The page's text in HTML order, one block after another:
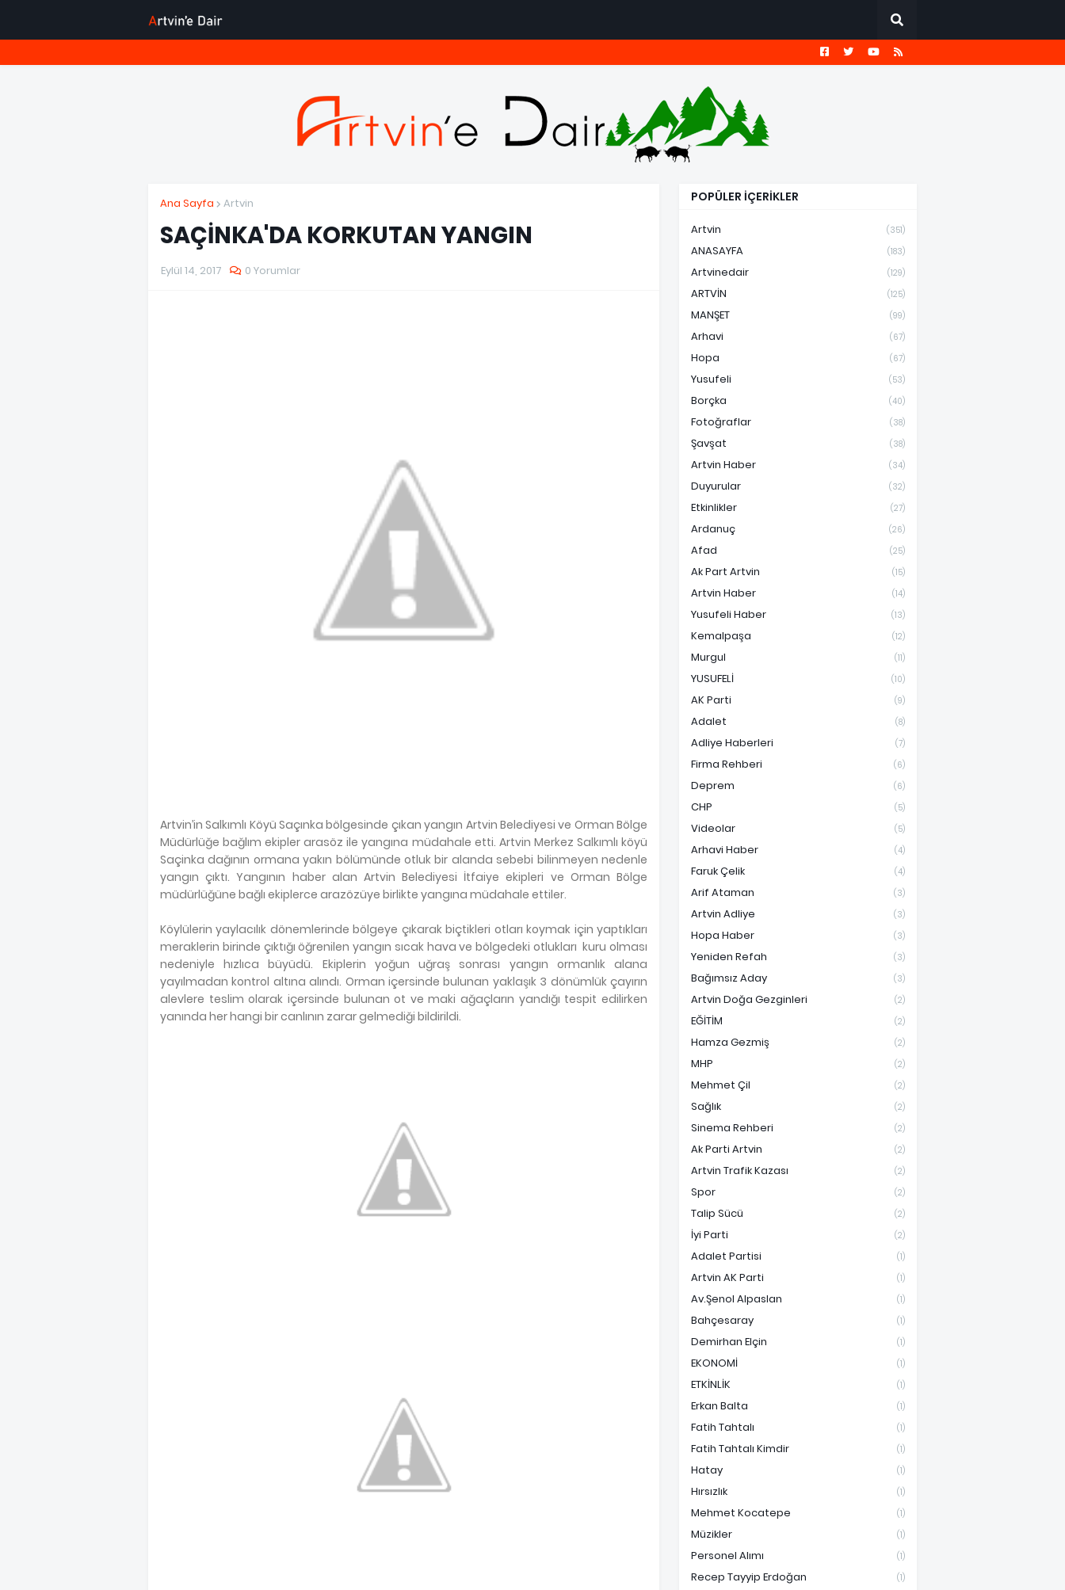
Ana Sayfa Artvin
SAÇİNKA'DA KORKUTAN YANGIN
Eylül 14, 2017 0 Yorumlar
Artvin’in Salkımlı Köyü Saçınka bölgesinde çıkan yangın Artvin Belediyesi ve Orman Bölge
Müdürlüğe bağlım ekipler arasöz ile yangına müdahale etti. Artvin Merkez Salkımlı köyü
Saçinka dağının ormana yakın bölümünde otluk bir alanda sebebi bilinmeyen nedenle
yangın çıktı. Yangının haber alan Artvin Belediyesi İtfaiye ekipleri ve Orman Bölge
müdürlüğüne bağlı ekiplerce arazözüye birlikte yangına müdahale ettiler.
Köylülerin yaylacılık dönemlerinde bölgeye çıkarak biçtikleri otları koymak için yaptıkları
meraklerin birinde çıktığı öğrenilen yangın sıcak hava ve bölgedeki otlukları kuru olması
nedeniyle hızlıca büyüdü. Ekiplerin yoğun uğraş sonrası yangın ormanlık alana
yayılmadan kontrol altına alındı. Orman içersinde bulunan yaklaşık 3 dönümlük çayırın
alevlere teslim olarak içersinde bulunan ot ve maki ağaçların yandığı tespit edilirken
yanında her hangi bir canlının zarar gelmediği bildirildi.
POPÜLER İÇERİKLER
Artvin (351)
ANASAYFA (183)
Artvinedair (129)
ARTVİN (125)
MANŞET (99)
Arhavi (67)
Hopa (67)
Yusufeli (53)
Borçka (40)
Fotoğraflar (38)
Şavşat (38)
Artvin Haber (34)
Duyurular (32)
Etkinlikler (27)
Ardanuç (26)
Afad (25)
Ak Part Artvin (15)
Artvin Haber (14)
Yusufeli Haber (13)
Kemalpaşa (12)
Murgul (11)
YUSUFELİ (10)
AK Parti (9)
Adalet (8)
Adliye Haberleri (7)
Firma Rehberi (6)
Deprem (6)
CHP (5)
Videolar (5)
Arhavi Haber (4)
Faruk Çelik (4)
Arif Ataman (3)
Artvin Adliye (3)
Hopa Haber (3)
Yeniden Refah (3)
Bağımsız Aday (3)
Artvin Doğa Gezginleri (2)
EĞİTİM (2)
Hamza Gezmiş (2)
MHP (2)
Mehmet Çil (2)
Sağlık (2)
Sinema Rehberi (2)
Ak Parti Artvin (2)
Artvin Trafik Kazası (2)
Spor (2)
Talip Sücü (2)
İyi Parti (2)
Adalet Partisi (1)
Artvin AK Parti (1)
Av.Şenol Alpaslan (1)
Bahçesaray (1)
Demirhan Elçin (1)
EKONOMİ (1)
ETKİNLİK (1)
Erkan Balta (1)
Fatih Tahtalı (1)
Fatih Tahtalı Kimdir (1)
Hatay (1)
Hırsızlık (1)
Mehmet Kocatepe (1)
Müzikler (1)
Personel Alımı (1)
Recep Tayyip Erdoğan (1)